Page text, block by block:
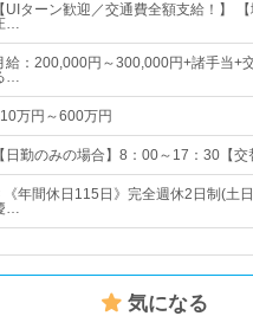
【UIターン歓迎／交通費全額支給！】
…
給：200,000円～300,000円+諸手当+
…
万円～600万円
【日勤のみの場合】8：00～17：30【
《年間休日115日》完全週休2日制(土
…
気になる